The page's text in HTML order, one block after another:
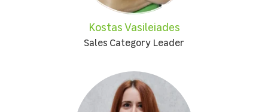
Kostas Vasileiades
Sales Category Leader